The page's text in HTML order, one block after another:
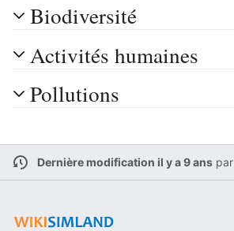
Biodiversité
Activités humaines
Pollutions
Dernière modification il y a 9 anspar